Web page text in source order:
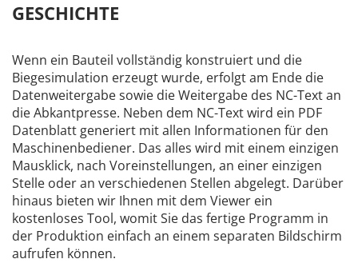
GESCHICHTE
Wenn ein Bauteil vollständig konstruiert und die
Biegesimulation erzeugt wurde, erfolgt am Ende die
Datenweitergabe sowie die Weitergabe des NC-Text an
die Abkantpresse. Neben dem NC-Text wird ein PDF
Datenblatt generiert mit allen Informationen für den
Maschinenbediener. Das alles wird mit einem einzigen
Mausklick, nach Voreinstellungen, an einer einzigen
Stelle oder an verschiedenen Stellen abgelegt. Darüber
hinaus bieten wir Ihnen mit dem Viewer ein
kostenloses Tool, womit Sie das fertige Programm in
der Produktion einfach an einem separaten Bildschirm
aufrufen können.